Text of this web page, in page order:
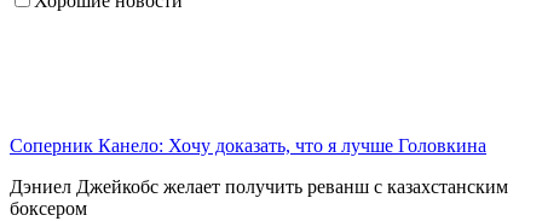
Соперник Канело: Хочу доказать, что я лучше Головкина
Дэниел Джейкобс желает получить реванш с казахстанским
боксером